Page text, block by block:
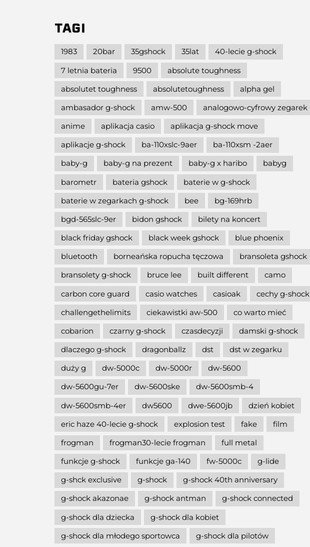
TAGI
1983 20bar 35gshock 35lat
40-lecie g-shock
7 letnia bateria
9500
absolute toughness
absolutet toughness
absolutetoughness
alpha gel
ambasador g-shock
amw-500
analogowo-cyfrowy zegarek
anime
aplikacja casio
aplikacja g-shock move
aplikacje g-shock
ba-110xslc-9aer
ba-110xsm -2aer
baby-g
baby-g na prezent baby-g x haribo
babyg
barometr
bateria gshock
baterie w g-shock
baterie w zegarkach g-shock
bee
bg-169hrb
bgd-565slc-9er
bidon gshock
bilety na koncert
black friday gshock
black week gshock
blue phoenix
bluetooth
borneańska ropucha tęczowa
bransoleta gshock
bransolety g-shock
bruce lee built different
camo
carbon core guard
casio watches casioak
cechy g-shock
challengethelimits
ciekawistki aw-500
co warto mieć
cobarion
czarny g-shock czasdecyzji
damski g-shock
dlaczego g-shock
dragonballz dst
dst w zegarku
duży g
dw-5000c dw-5000r
dw-5600
dw-5600gu-7er
dw-5600ske
dw-5600smb-4
dw-5600smb-4er
dw5600 dwe-5600jb
dzień kobiet
eric haze 40-lecie g-shock
explosion test fake
film
frogman
frogman30-lecie frogman
full metal
funkcje g-shock
funkcje ga-140 fw-5000c
g-lide
g-shck exclusive
g-shock
g-shock 40th anniversary
g-shock akazonae
g-shock antman
g-shock connected
g-shock dla dziecka
g-shock dla kobiet
g-shock dla młodego sportowca
g-shock dla pilotów